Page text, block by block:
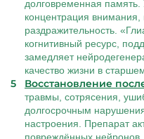
долговременная
концентрация внимания,
раздражительность.
когнитивный ресурс,
замедляет
качество жизни в
Восстановление
травмы, сотрясения,
долгосрочным
настроения. Препарат